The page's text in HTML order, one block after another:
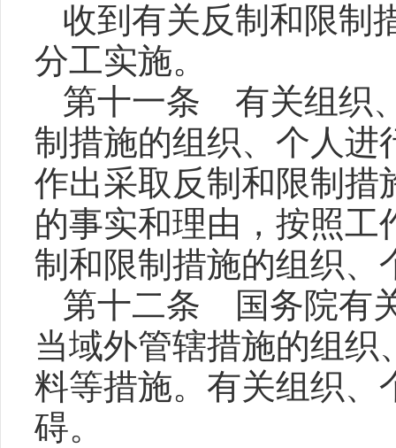
收到有关反制和限制
分工实施。
第十一条 有关组织
制措施的组织、个人进
作出采取反制和限制措
的事实和理由，按照工
制和限制措施的组织、
第十二条 国务院有
当域外管辖措施的组
料等措施。有关组织、
碍。